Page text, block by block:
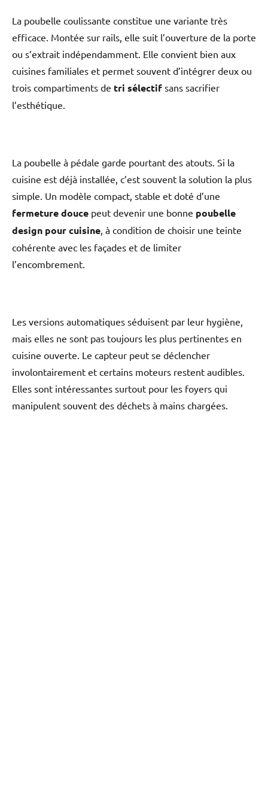
La poubelle coulissante constitue une variante très
efficace. Montée sur rails, elle suit l’ouverture de la porte
ou s’extrait indépendamment. Elle convient bien aux
cuisines familiales et permet souvent d’intégrer deux ou
trois compartiments de tri sélectif sans sacrifier
l’esthétique.
La poubelle à pédale garde pourtant des atouts. Si la
cuisine est déjà installée, c’est souvent la solution la plus
simple. Un modèle compact, stable et doté d’une
fermeture douce peut devenir une bonne poubelle
design pour cuisine, à condition de choisir une teinte
cohérente avec les façades et de limiter
l’encombrement.
Les versions automatiques séduisent par leur hygiène,
mais elles ne sont pas toujours les plus pertinentes en
cuisine ouverte. Le capteur peut se déclencher
involontairement et certains moteurs restent audibles.
Elles sont intéressantes surtout pour les foyers qui
manipulent souvent des déchets à mains chargées.